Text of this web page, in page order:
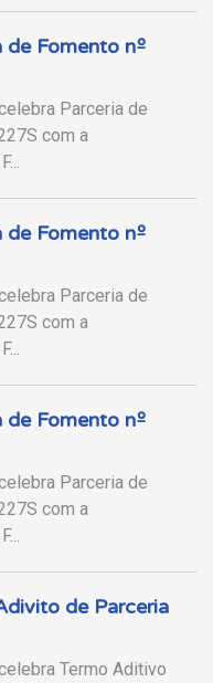
de Fomento nº
Parceria de
com a
de Fomento nº
Parceria de
com a
de Fomento nº
Parceria de
com a
de Parceria
Termo Aditivo